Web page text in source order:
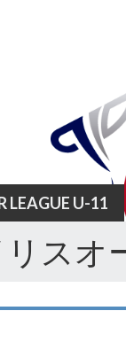
LEAGUE U-11
スオ